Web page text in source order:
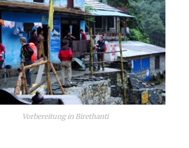
Vorbereitung in Birethanti